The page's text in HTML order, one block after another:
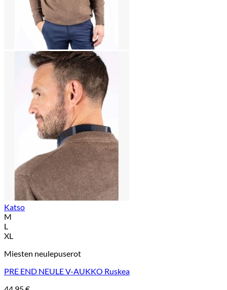
Katso
M
L
XL
Miesten neulepuserot
PRE END NEULE V-AUKKO Ruskea